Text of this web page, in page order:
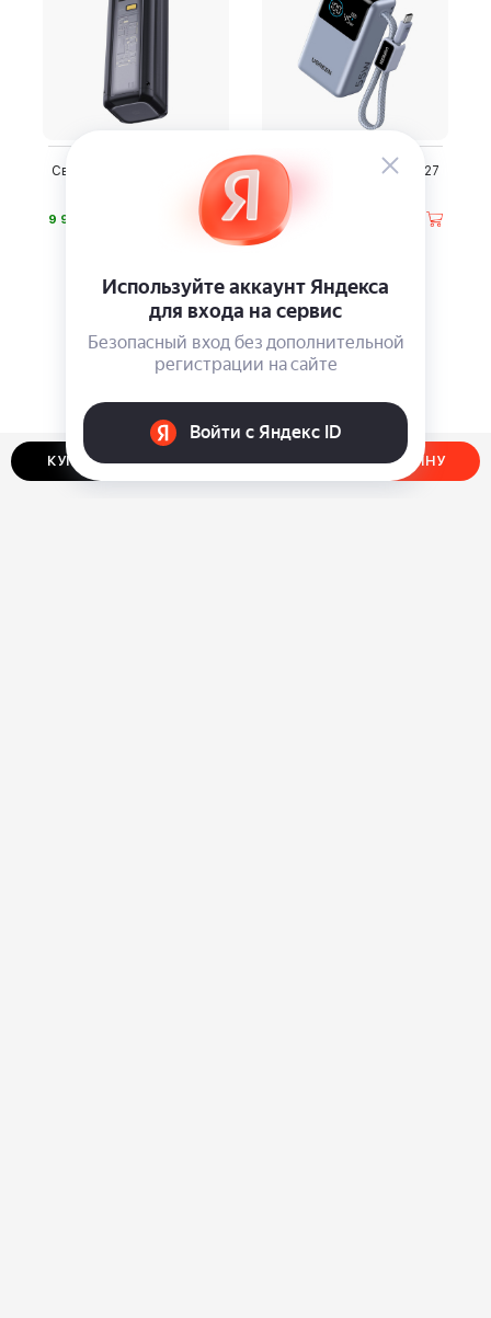
КУПИТЬ В ОДИН КЛИК ДОБАВИТЬ В КОРЗИНУ
Сверхмощный пауэрбанк
Xiaomi HyperCharge
9 990
Пауэрбанк UGreen PB727
5 990